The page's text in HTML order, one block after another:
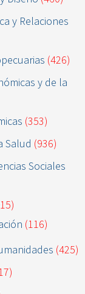
y Relaciones
(426)
y de la
(353)
Salud (936)
Sociales
(116)
(425)